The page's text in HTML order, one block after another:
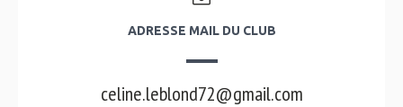
ADRESSE MAIL DU CLUB
celine.leblond72@gmail.com